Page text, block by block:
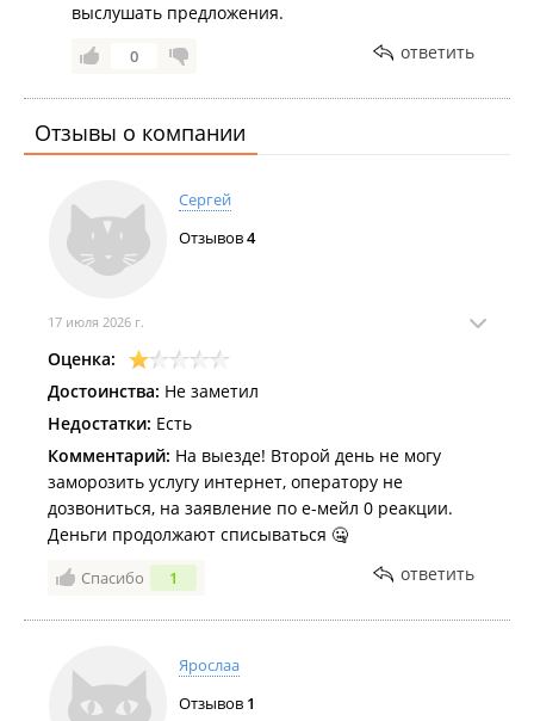
выслушать предложения.
0 ответить
Отзывы о компании
Сергей
Отзывов4
17 июля 2026 г.
Оценка:
Достоинства: Не заметил
Недостатки: Есть
Комментарий: На выезде! Второй день не могу
заморозить услугу интернет, оператору не
дозвониться, на заявление по е-мейл 0 реакции.
Деньги продолжают списываться 🤐
Спасибо 1 ответить
Ярослаа
Отзывов 1